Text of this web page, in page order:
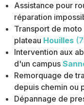
Assistance pour
réparation
Transport de
plateau Houilles
Intervention aux
d'un campus
Remorquage de
depuis chemin ou
Dépannage de